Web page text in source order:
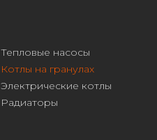
Тепловые насосы
Котлы на гранулах
Электрические котлы
Радиаторы